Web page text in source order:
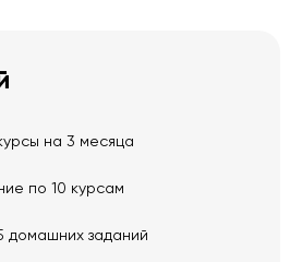
на 3 месяца
по 10 курсам
домашних заданий